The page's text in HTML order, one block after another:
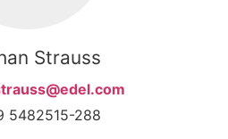
Strauss
5482515-288